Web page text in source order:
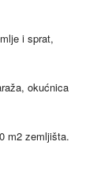
i sprat,
okućnica
m2 zemljišta.